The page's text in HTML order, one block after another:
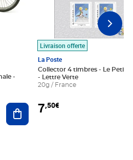
Ajouter au panier
Livraison offerte
La Poste
Collector 4 timbres - Le Petit
- Lettre Verte
20g / France
7,50€